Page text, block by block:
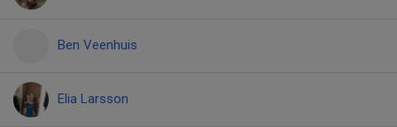
Ben Veenhuis
Elia Larsson